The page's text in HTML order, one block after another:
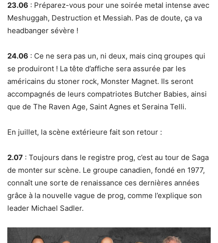
23.06 : Préparez-vous pour une soirée metal intense avec
Meshuggah, Destruction et Messiah. Pas de doute, ça va
headbanger sévère !
24.06 : Ce ne sera pas un, ni deux, mais cinq groupes qui
se produiront ! La tête d’affiche sera assurée par les
américains du stoner rock, Monster Magnet. Ils seront
accompagnés de leurs compatriotes Butcher Babies, ainsi
que de The Raven Age, Saint Agnes et Seraina Telli.
En juillet, la scène extérieure fait son retour :
2.07 : Toujours dans le registre prog, c’est au tour de Saga
de monter sur scène. Le groupe canadien, fondé en 1977,
connaît une sorte de renaissance ces dernières années
grâce à la nouvelle vague de prog, comme l’explique son
leader Michael Sadler.